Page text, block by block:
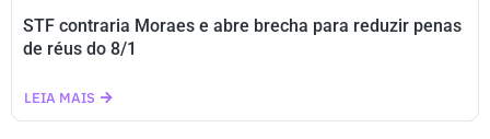
STF contraria Moraes e abre brecha para reduzir penas
de réus do 8/1
LEIA MAIS